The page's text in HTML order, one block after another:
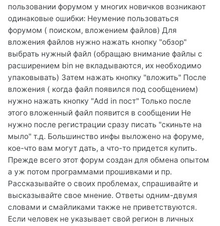
пользовании форумом у многих новичков возникают
одинаковые ошибки: Неумение пользоваться
форумом ( поиском, вложением файлов) Для
вложения файлов нужно нажать кнопку "обзор"
выбрать нужный файл (обращаю внимание файлы с
расширением bin не вкладываются, их необходимо
упаковывать) Затем нажать кнопку "вложить" После
вложения ( когда файл появился под сообщением)
нужно нажать кнопку "Add in пост" Только после
этого вложенный файл появится в сообщении Не
нужно после регистрации сразу писать "скиньте на
мыло" т.д. Большинство инфы выложено на форуме,
кое-что вам могут дать, а что-то придется купить.
Прежде всего этот форум создан для обмена опытом
а уж потом программами прошивками и пр.
Рассказывайте о своих проблемах, спрашивайте и
высказывайте свое мнение. Ответы одним-двумя
словами и смайликами также не приветствуются.
Если человек не указывает свой регион в личных